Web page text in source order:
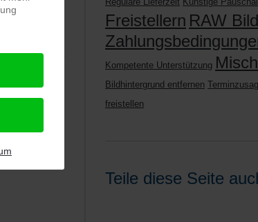
Freistellern RAW
Kompetente Unterstützung
Bildhintergrund entfernen
freistellen
Teile diese Seite